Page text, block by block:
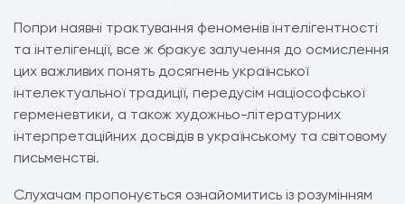
Попри наявні трактування феноменів інтелігентності
та інтелігенції, все ж бракує залучення до осмислення
цих важливих понять досягнень української
інтелектуальної традиції, передусім націософської
герменевтики, а також художньо-літературних
інтерпретаційних досвідів в українському та світовому
письменстві.
Слухачам пропонується ознайомитись із розумінням